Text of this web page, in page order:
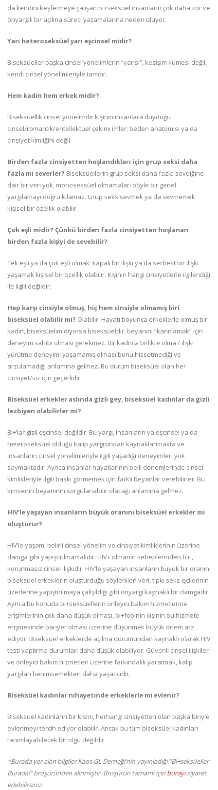
da kendini keşfetmeye çalışan bi+seksüel insanların çok daha zor ve
önyargılı bir açılma süreci yaşamalarına neden oluyor.
Yarı heteroseksüel yarı eşcinsel midir?
Biseksüeller başka cinsel yönelimlerin “yarısı”, kesişim kümesi değil,
kendi cinsel yönelimleriyle tamdır.
Hem kadın hem erkek midir?
Biseksüellik cinsel yönelimdir kişinin insanlara duyduğu
cinsel/romantik/entellektüel çekimi imler; beden anatomisi ya da
cinsiyet kimliğini değil.
Birden fazla cinsiyetten hoşlandıkları için grup seksi daha
fazla mı severler? Biseksüellerin grup seksi daha fazla sevdiğine
dair bir veri yok, monoseksüel olmamaları böyle bir genel
yargılamayı doğru kılamaz. Grup seks sevmek ya da sevmemek
kişisel bir özellik olabilir.
Çok eşli midir? Çünkü birden fazla cinsiyetten hoşlanan
birden fazla kişiyi de sevebilir?
Tek eşli ya da çok eşli olmak; kapalı bir ilişki ya da serbest bir ilişki
yaşamak kişisel bir özellik olabilir. Kişinin hangi cinsiyetlerle ilgilendiği
ile ilgili değildir.
Hep karşı cinsiyle olmuş, hiç hem cinsiyle olmamış biri
biseksüel olabilir mi? Olabilir. Hayatı boyunca erkeklerle olmuş bir
kadın, biseksüelim diyorsa biseksüeldir, beyanını “kanıtlamak” için
deneyim sahibi olması gerekmez. Bir kadınla birlikte olma / ilişki
yürütme deneyimi yaşamamış olması bunu hissetmediği ve
arzulamadığı anlamına gelmez. Bu durum biseksüel olan her
cinsiyet/siz için geçerlidir.
Biseksüel erkekler aslında gizli gey, biseksüel kadınlar da gizli
lezbiyen olabilirler mi?
Bi+’lar gizli eşcinsel değildir. Bu yargı, insanların ya eşcinsel ya da
heteroseksüel olduğu kalıp yargısından kaynaklanmakta ve
insanların cinsel yönelimleriyle ilgili yaşadığı deneyimleri yok
saymaktadır. Ayrıca insanlar hayatlarının belli dönemlerinde cinsel
kimlikleriyle ilgili baskı görmemek için farklı beyanlar verebilirler. Bu
kimsenin beyanının sorgulanabilir olacağı anlamına gelmez.
HIV’le yaşayan insanların büyük oranını biseksüel erkekler mi
oluşturur?
HIV’le yaşam, belirli cinsel yönelim ve cinsiyet kimliklerinin üzerine
damga gibi yapıştırılmamalıdır. HIV+ olmanın sebeplerinden biri,
korunmasız cinsel ilişkidir. HIV’le yaşayan insanların büyük bir oranını
biseksüel erkeklerin oluşturduğu söylenilen veri, tıpkı seks işçilerinin
üzerlerine yapıştırılmaya çalışıldığı gibi önyargı kaynaklı bir damgadır.
Ayrıca bu konuda bi+seksüellerin önleyici bakım hizmetlerine
erişimlerinin çok daha düşük olması, bi+fobinin kişinin bu hizmete
erişmesinde bariyer olması üzerine düşünmek büyük önem arz
ediyor. Biseksüel erkeklerde açılma durumundan kaynaklı olarak HIV
testi yaptırma durumları daha düşük olabiliyor. Güvenli cinsel ilişkiler
ve önleyici bakım hizmetleri üzerine farkındalık yaratmak, kalıp
yargıları benimsemekten daha yaşatıcıdır.
Biseksüel kadınlar nihayetinde erkeklerle mi evlenir?
Biseksüel kadınların bir kısmı, herhangi cinsiyetten olan başka biriyle
evlenmeyi tercih ediyor olabilir. Ancak bu tüm biseksüel kadınları
tanımlayabilecek bir olgu değildir.
*Burada yer alan bilgiler Kaos GL Derneği’nin yayınladığı “Bi+seksüeller
Burada!” broşüründen alınmıştır. Broşürün tamamı için burayıziyaret
edebilirsiniz.